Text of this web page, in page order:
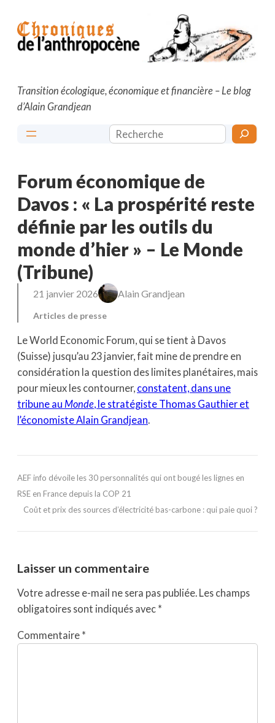
contenu
Transition écologique, économique et financière – Le blog
d’Alain Grandjean
Rechercher
Forum économique de
Davos : « La prospérité reste
définie par les outils du
monde d’hier » – Le Monde
(Tribune)
21 janvier 2026 Alain Grandjean
Articles de presse
Le World Economic Forum, qui se tient à Davos
(Suisse) jusqu’au 23 janvier, fait mine de prendre en
considération la question des limites planétaires, mais
pour mieux les contourner, constatent, dans une
tribune au Monde, le stratégiste Thomas Gauthier et
l’économiste Alain Grandjean.
AEF info dévoile les 30 personnalités qui ont bougé les lignes en
RSE en France depuis la COP 21
Coût et prix des sources d’électricité bas-carbone : qui paie quoi ?
Laisser un commentaire
Votre adresse e-mail ne sera pas publiée. Les champs
obligatoires sont indiqués avec *
Commentaire *